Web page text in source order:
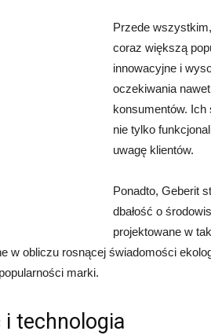
Przede
coraz większą
innowacyjne i
oczekiwania
konsumentów.
nie tylko
uwagę klientów.
Ponadto, Geberit
dbałość o
projektowane w
w obliczu rosnącej świadomości
marki.
technologia